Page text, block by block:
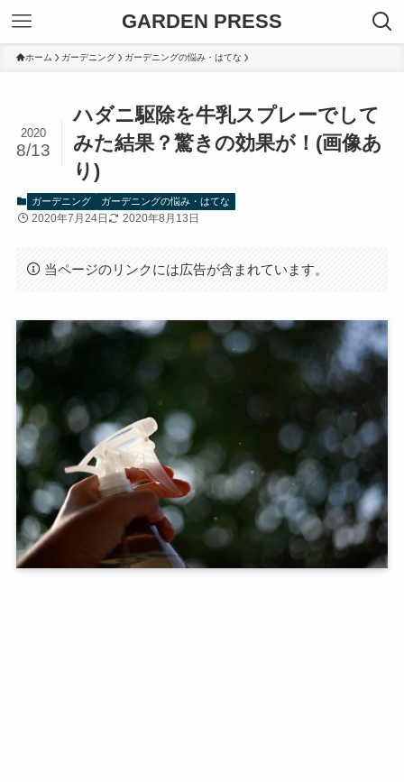
GARDEN PRESS
ホーム ガーデニング ガーデニングの悩み・はてな
ハダニ駆除を牛乳スプレーでして
みた結果？驚きの効果が！(画像あ
り)
2020
8/13
ガーデニング ガーデニングの悩み・はてな
2020年7月24日 2020年8月13日
当ページのリンクには広告が含まれています。